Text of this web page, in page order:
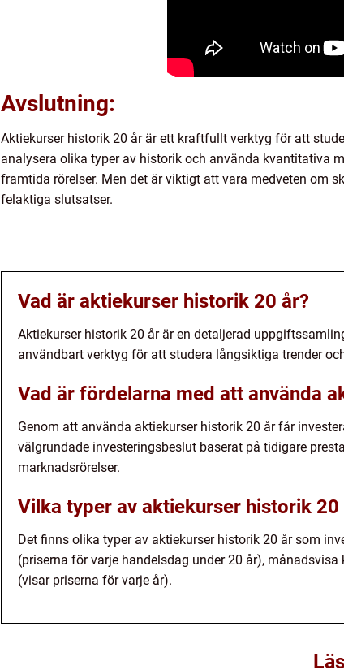
Avslutning:
Aktiekurser historik 20 år är ett kraftfullt verktyg för att
analysera olika typer av historik och använda kvantitativa
framtida rörelser. Men det är viktigt att vara medveten om
felaktiga slutsatser.
Vad är aktiekurser historik 20 år?
Aktiekurser historik 20 år är en detaljerad
användbart verktyg för att studera långsiktiga trender
Vad är fördelarna med att använda
Genom att använda aktiekurser historik 20 år får
välgrundade investeringsbeslut baserat på tidigare
marknadsrörelser.
Vilka typer av aktiekurser historik 20
Det finns olika typer av aktiekurser historik 20 år som
(priserna för varje handelsdag under 20 år),
(visar priserna för varje år).